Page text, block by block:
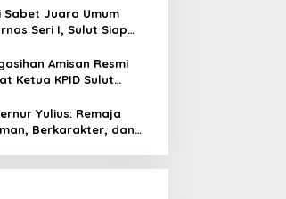
di Amurang
Sabet Juara Umum
Seri I, Sulut Siap
II Piala Presiden di
Amisan Resmi
Ketua KPID Sulut
Yulius: Remaja
Berkarakter, dan